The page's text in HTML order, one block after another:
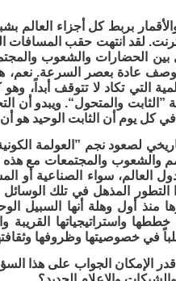
بربط كل أجزاء العالم
لقد انتهت حقب المسافات
الحضارات والشعوب
عادة بعصر السرعة.
التي تكاد لا تتوقف أبداً،
والمتحول“. ويبدو أن
كل يوم أن الثابت الوحيد هو
لصعود نجم ”العولمة
والشعوب والمجتمعات مع هذه
العالم، سواء الصناعية أو
التطور المذهل في تلك
منذ أول وهلة أنها السبيل
واستراتيجياتها
في خصوصيتها وظروفها
الإمكان الجواب على هذا